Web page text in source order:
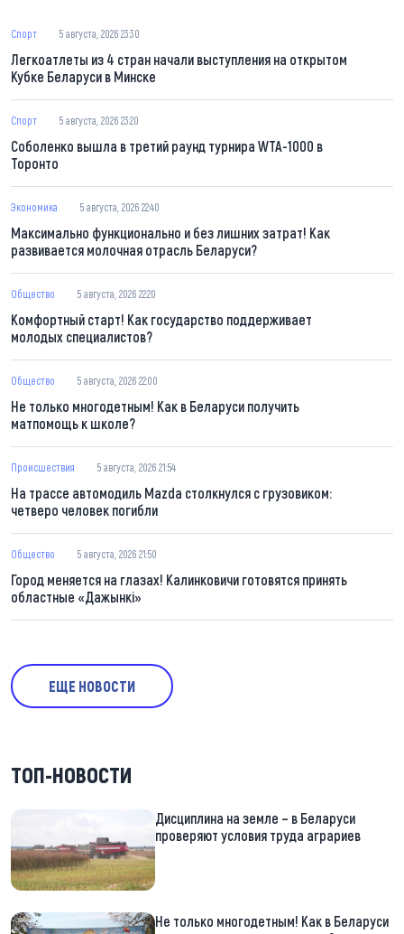
Спорт 5 августа, 2026 23:30
Легкоатлеты из 4 стран начали выступления на открытом
Кубке Беларуси в Минске
Спорт 5 августа, 2026 23:20
Соболенко вышла в третий раунд турнира WTA-1000 в
Торонто
Экономика 5 августа, 2026 22:40
Максимально функционально и без лишних затрат! Как
развивается молочная отрасль Беларуси?
Общество 5 августа, 2026 22:20
Комфортный старт! Как государство поддерживает
молодых специалистов?
Общество 5 августа, 2026 22:00
Не только многодетным! Как в Беларуси получить
матпомощь к школе?
Происшествия 5 августа, 2026 21:54
На трассе автомодиль Mazda столкнулся с грузовиком:
четверо человек погибли
Общество 5 августа, 2026 21:50
Город меняется на глазах! Калинковичи готовятся принять
областные «Дажынкі»
ЕЩЕ НОВОСТИ
ТОП-НОВОСТИ
Дисциплина на земле – в Беларуси
проверяют условия труда аграриев
Не только многодетным! Как в Беларуси